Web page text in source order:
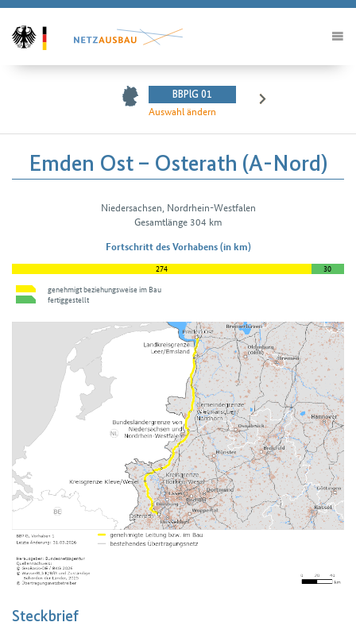
BBPlG 01
Auswahl ändern
Emden Ost – Osterath (A-Nord)
H2VorhabendetailsNiedersachsen, Nordrhein-Westfalen
Gesamtlänge 304 km
Fortschritt des Vorhabens (in km)
274
30
genehmigt beziehungsweise im Bau
fertiggestellt
Steckbrief